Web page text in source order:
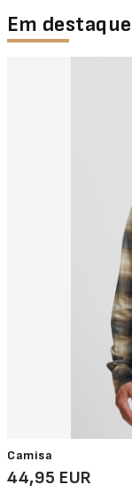
Em destaque
Camisa
44,95 EUR